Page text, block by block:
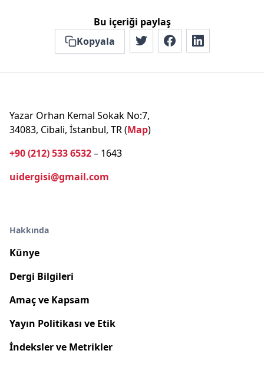
Bu içeriği paylaş
Kopyala
Yazar Orhan Kemal Sokak No:7,
34083, Cibali, İstanbul, TR (Map)
+90 (212) 533 6532– 1643
uidergisi@gmail.com
Hakkında
Künye
Dergi Bilgileri
Amaç ve Kapsam
Yayın Politikası ve Etik
İndeksler ve Metrikler